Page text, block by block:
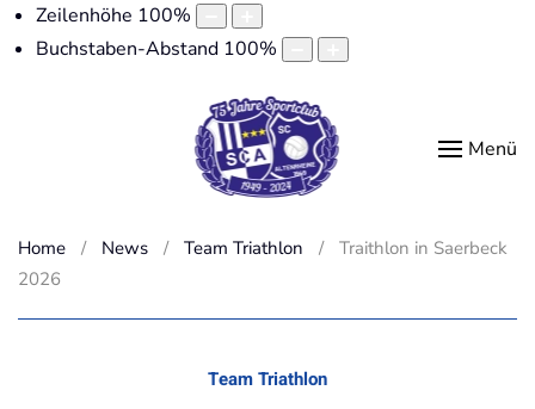
Zeilenhöhe 100%
Buchstaben-Abstand 100%
Menü
Home News Team Triathlon
Traithlon in Saerbeck
2026
Team Triathlon